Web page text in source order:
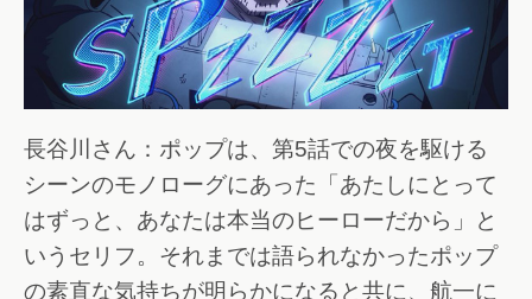
長谷川さん：ポップは、第5話での夜を駆ける
シーンのモノローグにあった「あたしにとって
はずっと、あなたは本当のヒーローだから」と
いうセリフ。それまでは語られなかったポップ
の素直な気持ちが明らかになると共に、航一に